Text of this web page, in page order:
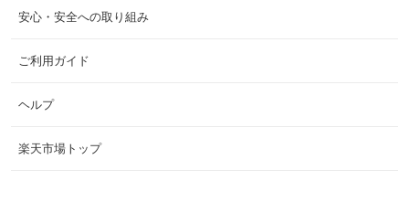
安心・安全への取り組み
ご利用ガイド
ヘルプ
楽天市場トップ